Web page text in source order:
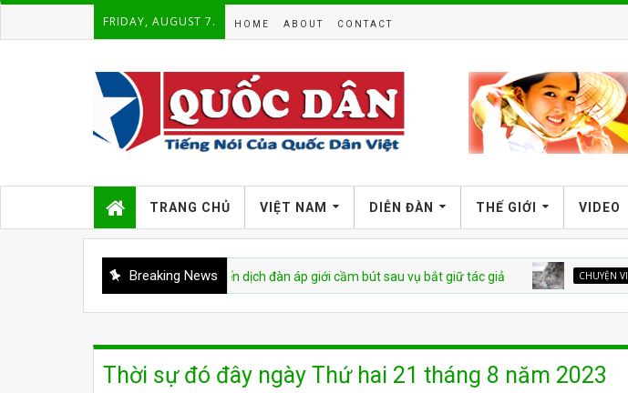
FRIDAY, AUGUST 7. HOME ABOUT CONTACT
TRANG CHỦ VIỆT NAM DIỄN ĐÀN THẾ GIỚI VIDEO
Breaking News
Nam bị cáo buộc tái diễn chiến dịch đàn áp giới cầm bút sau vụ bắt giữ tác giả CHUYỆN VIỆT NAM
Thời sự đó đây ngày Thứ hai 21 tháng 8 năm 2023